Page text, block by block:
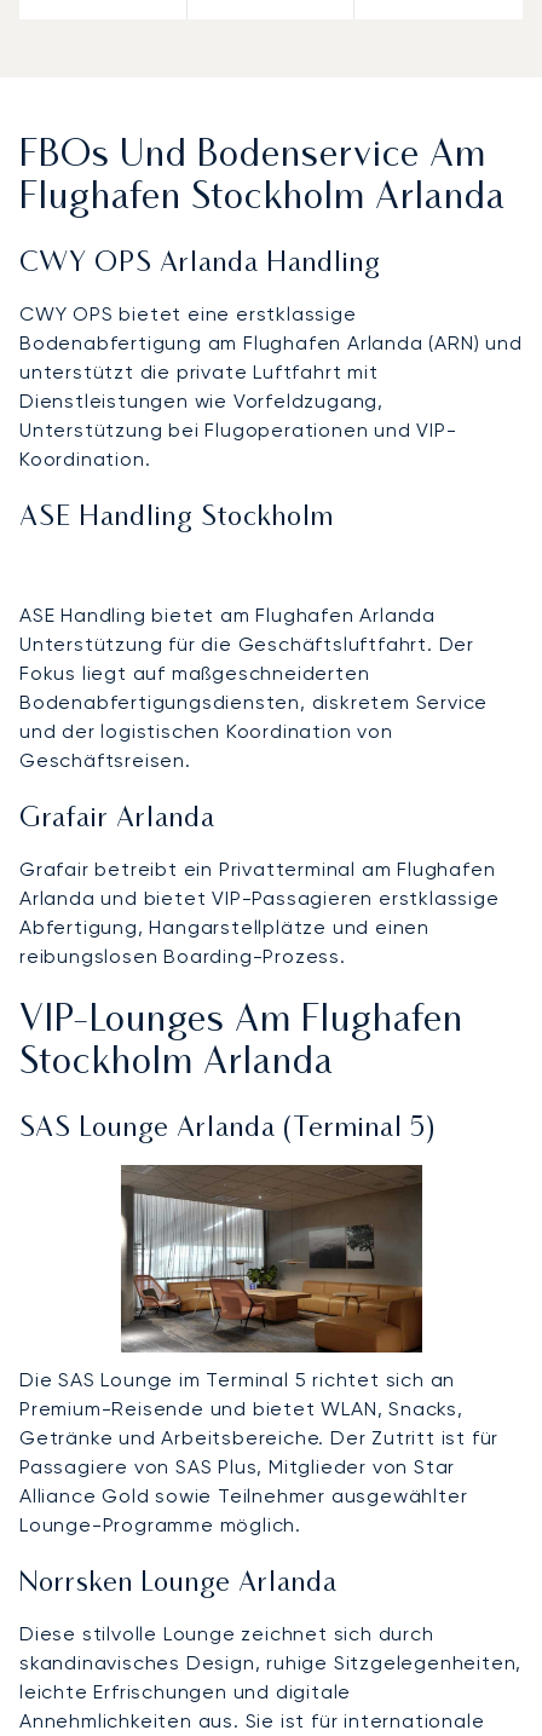
FBOs Und Bodenservice Am
Flughafen Stockholm Arlanda
CWY OPS Arlanda Handling
CWY OPS bietet eine erstklassige
Bodenabfertigung am Flughafen Arlanda (ARN) und
unterstützt die private Luftfahrt mit
Dienstleistungen wie Vorfeldzugang,
Unterstützung bei Flugoperationen und VIP-
Koordination.
ASE Handling Stockholm
ASE Handling bietet am Flughafen Arlanda
Unterstützung für die Geschäftsluftfahrt. Der
Fokus liegt auf maßgeschneiderten
Bodenabfertigungsdiensten, diskretem Service
und der logistischen Koordination von
Geschäftsreisen.
Grafair Arlanda
Grafair betreibt ein Privatterminal am Flughafen
Arlanda und bietet VIP-Passagieren erstklassige
Abfertigung, Hangarstellplätze und einen
reibungslosen Boarding-Prozess.
VIP-Lounges Am Flughafen
Stockholm Arlanda
SAS Lounge Arlanda (Terminal 5)
Die SAS Lounge im Terminal 5 richtet sich an
Premium-Reisende und bietet WLAN, Snacks,
Getränke und Arbeitsbereiche. Der Zutritt ist für
Passagiere von SAS Plus, Mitglieder von Star
Alliance Gold sowie Teilnehmer ausgewählter
Lounge-Programme möglich.
Norrsken Lounge Arlanda
Diese stilvolle Lounge zeichnet sich durch
skandinavisches Design, ruhige Sitzgelegenheiten,
leichte Erfrischungen und digitale
Annehmlichkeiten aus. Sie ist für internationale